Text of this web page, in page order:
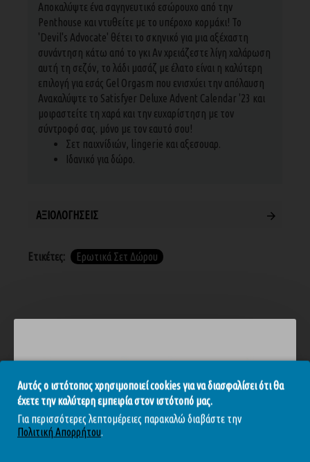
Αυτός ο ιστότοπος χρησιμοποιεί cookies για να διασφαλίσει ότι θα
έχετε την καλύτερη εμπειρία στον ιστότοπό μας.
Για περισσότερες λεπτομέρειες παρακαλώ διαβάστε την
Πολιτική Απορρήτου.
Αποκαλύψτε ένα σαγηνευτικό εσώρουχο από την
Penthouse και ντυθείτε με το υπέροχο κορμάκι! Το
'Devil's Advocate' θέτει το σκηνικό για μια αξέχαστη
συνάντηση κάτω από το γκι Αν χρειάζεστε λίγη χαλάρωση
αυτή τη σεζόν, το λάδι μασάζ με έλατο είναι η καλύτερη
επιλογή για εσάς Gel Orgasm που ενισχύει την απόλαυση
Ανακαλύψτε το Satisfyer Deluxe Advent Calendar '23 και
μοιραστείτε τη χαρά και την ευχαρίστηση με τον
σύντροφό σας. μόνο με τον εαυτό σου!
Σετ παιχνίδιών, lingerie και αξεσουαρ.
Ιδανικό για δώρο.
ΑΞΙΟΛΟΓΉΣΕΙΣ
Ετικέτες: Ερωτικά Σετ Δώρου
ΕΞΑΝΤΛΉΘΗΚΕ